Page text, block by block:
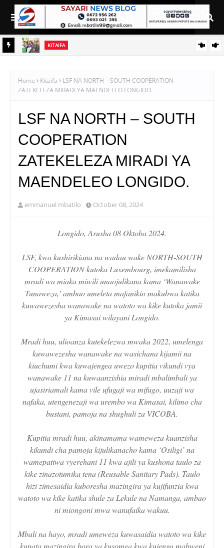
KITAIFA
Home Kitaifa
LSF NA NORTH – SOUTH COOPERATION
ZATEKELEZA MIRADI YA MAENDELEO LONGIDO.
LSF NA NORTH – SOUTH
COOPERATION
ZATEKELEZA MIRADI YA
MAENDELEO LONGIDO.
emmanuel mbatilo October 08, 2024
Longido, Arusha 08 Oktoba 2024.
LSF, kwa kushirikiana na wadau wake NORTH-SOUTH
COOPERATION kutoka Luxembourg, imekamilisha
mradi wa miaka miwili unaojulikana kama ‘Wanawake
Tunaweza,’ ambao umeleta mafanikio makubwa katika
kuwawezesha wanawake na watoto wa kike kutoka jamii
ya Kimasai wilayani Longido.
Mradi huu, ulioanza kutekelezwa mwaka 2022, umelenga
kuwawezesha wanawake na wasichana kijamii na
kiuchumi kwa kuwajengea uwezo kupitia vikundi vya
wanawake 11 na kuwaanzishia miradi mbalimbali ya
ujasiriamali kama vile ufugaji wa mifugo, uuzaji wa
nafaka, utengenezaji wa urembo wa Kimasai, kilimo cha
bustani, pamoja na shughuli za VICOBA.
Kupitia mradi huu, akinamama wameweza kuanzisha
kikundi cha pamoja kijulikanacho kama ‘Osiligi’ na
wamepatiwa vyerehani 11 kwa ajili ya kushona taulo za
kike zinazotumika tena (Reusable Sanitary Pads). Taulo
hizi zimesaidia kuboresha mazingira ya kujifunzia kwa
watoto wa kike katika shule za Lekule na Namanga, ambao
ni miongoni mwa wanufaika wakuu.
Mbali na hayo, mradi umeweza kuwasaidia watoto wa kike
kupata mazingira bora ya kusomea kwa kujenga mabweni